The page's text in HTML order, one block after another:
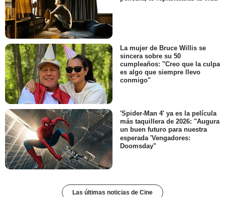
La mujer de Bruce Willis se
sincera sobre su 50
cumpleaños: "Creo que la culpa
es algo que siempre llevo
conmigo"
'Spider-Man 4' ya es la película
más taquillera de 2026: "Augura
un buen futuro para nuestra
esperada 'Vengadores:
Doomsday"
Las últimas noticias de Cine